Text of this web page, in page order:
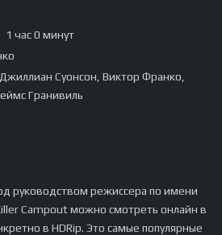
1 час 0 минут
Суонсон, Виктор Франко,
Гранивиль
руководством режиссера по имени
Campout можно смотреть онлайн в
в HDRip. Это самые популярные